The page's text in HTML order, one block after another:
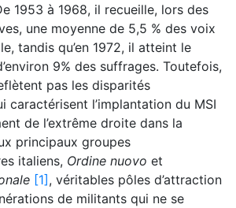
1953 à 1968, il recueille, lors des
une moyenne de 5,5 % des voix
tandis qu’en 1972, il atteint le
9% des suffrages. Toutefois,
pas les disparités
caractérisent l’implantation du MSI
de l’extrême droite dans la
principaux groupes
italiens, Ordine nuovo et
[1], véritables pôles d’attraction
de militants qui ne se